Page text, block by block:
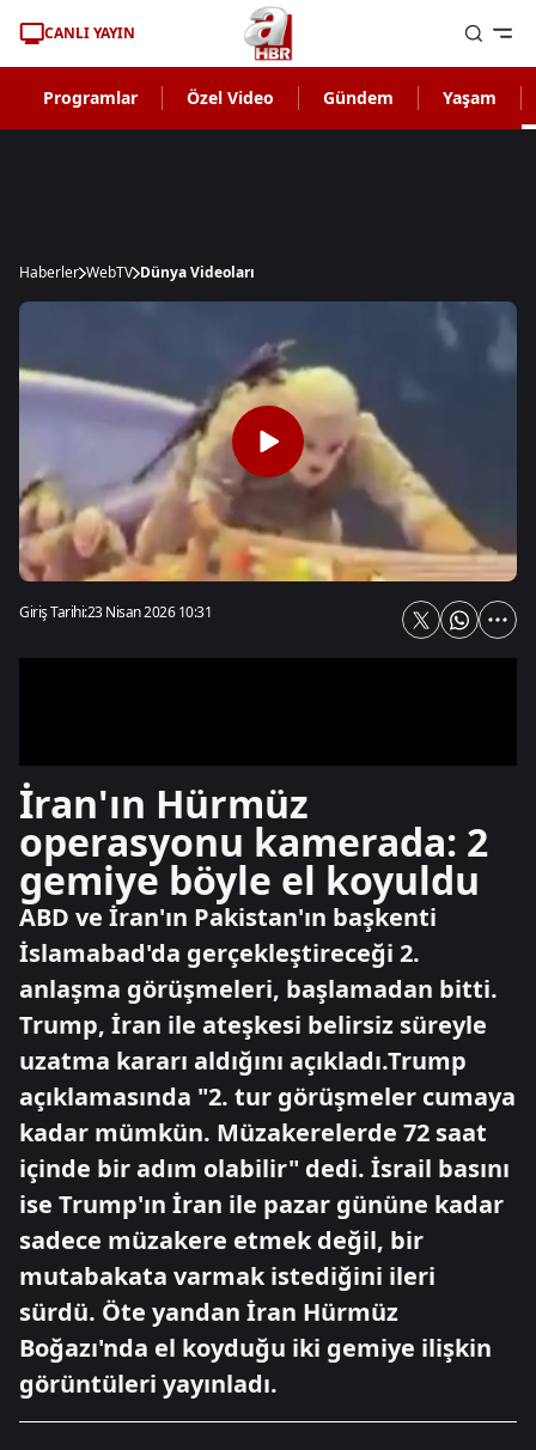
CANLI YAYIN
Programlar Özel Video Gündem Yaşam
Haberler WebTV Dünya Videoları
Giriş Tarihi:23 Nisan 2026 10:31
İran'ın Hürmüz
operasyonu kamerada: 2
gemiye böyle el koyuldu
ABD ve İran'ın Pakistan'ın başkenti
İslamabad'da gerçekleştireceği 2.
anlaşma görüşmeleri, başlamadan bitti.
Trump, İran ile ateşkesi belirsiz süreyle
uzatma kararı aldığını açıkladı.Trump
açıklamasında "2. tur görüşmeler cumaya
kadar mümkün. Müzakerelerde 72 saat
içinde bir adım olabilir" dedi. İsrail basını
ise Trump'ın İran ile pazar gününe kadar
sadece müzakere etmek değil, bir
mutabakata varmak istediğini ileri
sürdü. Öte yandan İran Hürmüz
Boğazı'nda el koyduğu iki gemiye ilişkin
görüntüleri yayınladı.